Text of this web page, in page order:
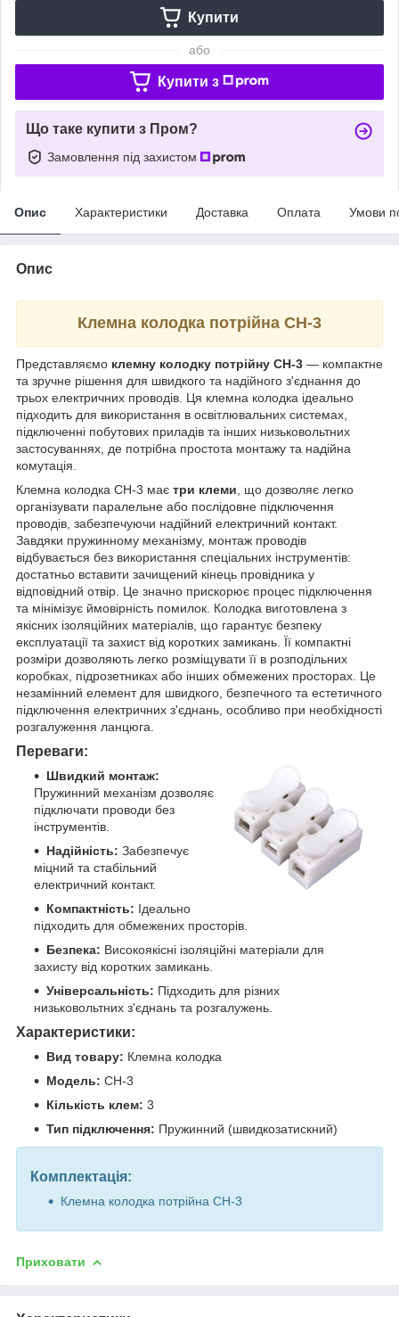
Купити
або
Купити з
Що таке купити з Пром?
Замовлення під захистом
Опис Характеристики Доставка Оплата Умови
Опис
Клемна колодка потрійна CH-3
Представляємо клемну колодку потрійну CH-3 — компактне
та зручне рішення для швидкого та надійного з'єднання до
трьох електричних проводів. Ця клемна колодка ідеально
підходить для використання в освітлювальних системах,
підключенні побутових приладів та інших низьковольтних
застосуваннях, де потрібна простота монтажу та надійна
комутація.
Клемна колодка CH-3 має три клеми , що дозволяє легко
організувати паралельне або послідовне підключення
проводів, забезпечуючи надійний електричний контакт.
Завдяки пружинному механізму, монтаж проводів
відбувається без використання спеціальних інструментів:
достатньо вставити зачищений кінець провідника у
відповідний отвір. Це значно прискорює процес підключення
та мінімізує ймовірність помилок. Колодка виготовлена з
якісних ізоляційних матеріалів, що гарантує безпеку
експлуатації та захист від коротких замикань. Її компактні
розміри дозволяють легко розміщувати її в розподільних
коробках, підрозетниках або інших обмежених просторах. Це
незамінний елемент для швидкого, безпечного та естетичного
підключення електричних з'єднань, особливо при необхідності
розгалуження ланцюга.
Переваги:
Швидкий монтаж:
Пружинний механізм дозволяє
підключати проводи без
інструментів.
Надійність: Забезпечує
міцний та стабільний
електричний контакт.
Компактність: Ідеально
підходить для обмежених просторів.
Безпека: Високоякісні ізоляційні матеріали для
захисту від коротких замикань.
Універсальність: Підходить для різних
низьковольтних з'єднань та розгалужень.
Характеристики:
Вид товару: Клемна колодка
Модель: CH-3
Кількість клем: 3
Тип підключення: Пружинний (швидкозатискний)
Комплектація:
Клемна колодка потрійна CH-3
Приховати